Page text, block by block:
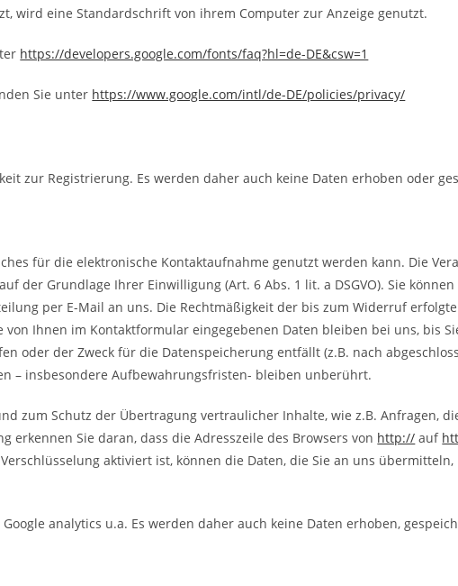
wird eine Standardschrift von ihrem Computer zur Anzeige genutzt.
https://developers.google.com/fonts/faq?hl=de-DE&csw=1
Sie unter https://www.google.com/intl/de-DE/policies/privacy/
zur Registrierung. Es werden daher auch keine Daten erhoben oder
für die elektronische Kontaktaufnahme genutzt werden kann. Die
der Grundlage Ihrer Einwilligung (Art. 6 Abs. 1 lit. a DSGVO). Sie können
per E-Mail an uns. Die Rechtmäßigkeit der bis zum Widerruf
Ihnen im Kontaktformular eingegebenen Daten bleiben bei uns, bis
oder der Zweck für die Datenspeicherung entfällt (z.B. nach
– insbesondere Aufbewahrungsfristen- bleiben unberührt.
zum Schutz der Übertragung vertraulicher Inhalte, wie z.B. Anfragen,
erkennen Sie daran, dass die Adresszeile des Browsers von http:// auf
aktiviert ist, können die Daten, die Sie an uns
analytics u.a. Es werden daher auch keine Daten erhoben,